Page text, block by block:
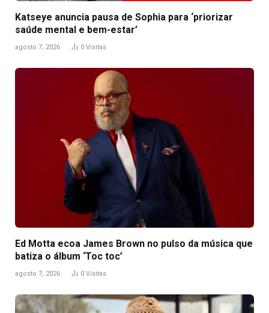
Katseye anuncia pausa de Sophia para ‘priorizar
saúde mental e bem-estar’
agosto 7, 2026 0 Visitas
Ed Motta ecoa James Brown no pulso da música que
batiza o álbum ‘Toc toc’
agosto 7, 2026 0 Visitas